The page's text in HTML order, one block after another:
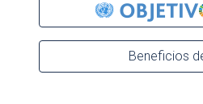
Beneficios